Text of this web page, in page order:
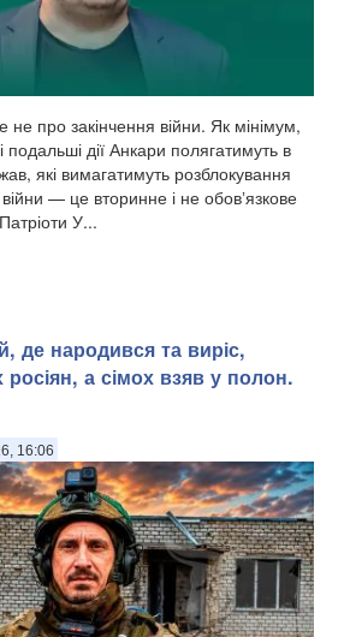
про закінчення війни. Як мінімум,
подальші дії Анкари полягатимуть в
які вимагатимуть розблокування
— це вторинне і не обовʼязкове
У...
де народився та виріс,
а сімох взяв у полон.
16:06